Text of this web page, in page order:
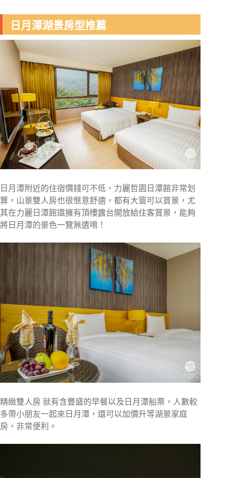
日月潭湖景房型推薦
日月潭附近的住宿價錢可不低，力麗哲園日潭館非常划
算，山景雙人房也很愜意舒適，都有大窗可以賞景，尤
其在力麗日潭館還擁有頂樓露台開放給住客賞景，能夠
將日月潭的景色一覽無遺唷！
精緻雙人房 就有含豐盛的早餐以及日月潭船票，人數較
多帶小朋友一起來日月潭，還可以加價升等湖景家庭
房，非常便利。